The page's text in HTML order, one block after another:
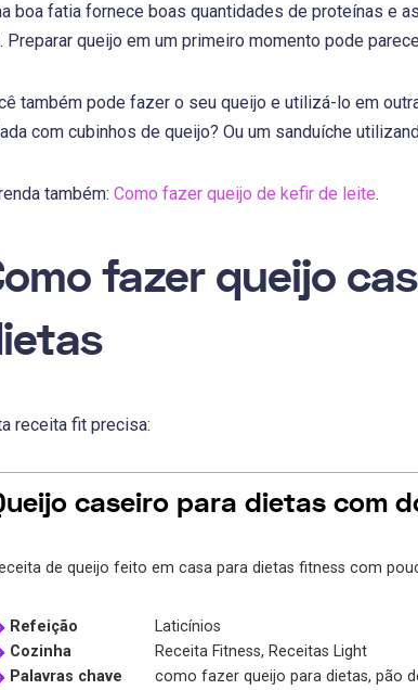
boa fatia fornece boas quantidades de proteínas e
Preparar queijo em um primeiro momento pode
também pode fazer o seu queijo e utilizá-lo em
com cubinhos de queijo? Ou um sanduíche
também: Como fazer queijo de kefir de leite.
fazer queijo
receita fit precisa:
caseiro para dietas com
de queijo feito em casa para dietas fitness com
Refeição
Laticínios
Cozinha
Receita Fitness, Receitas Light
Palavras chave
como fazer queijo para dietas, pão